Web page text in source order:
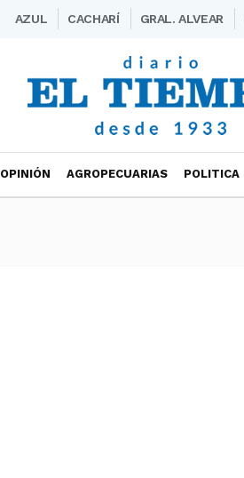
AZUL CACHARÍ GRAL. ALVEAR
OPINIÓN AGROPECUARIAS POLITICA